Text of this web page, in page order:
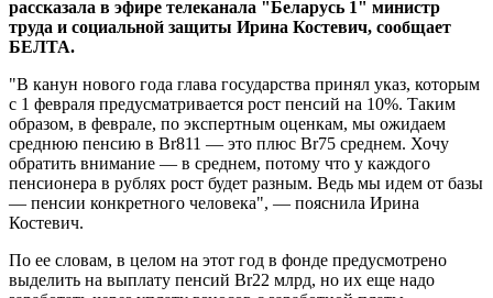
рассказала в эфире телеканала "Беларусь 1" министр
труда и социальной защиты Ирина Костевич, сообщает
БЕЛТА.
"В канун нового года глава государства принял указ, которым
с 1 февраля предусматривается рост пенсий на 10%. Таким
образом, в феврале, по экспертным оценкам, мы ожидаем
среднюю пенсию в Br811 — это плюс Br75 среднем. Хочу
обратить внимание — в среднем, потому что у каждого
пенсионера в рублях рост будет разным. Ведь мы идем от базы
— пенсии конкретного человека", — пояснила Ирина
Костевич.
По ее словам, в целом на этот год в фонде предусмотрено
выделить на выплату пенсий Br22 млрд, но их еще надо